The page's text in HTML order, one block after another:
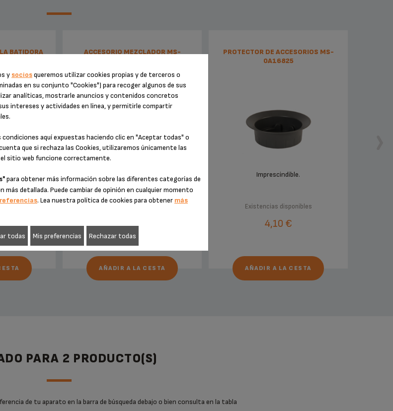
BATIDORA
compotas,
ACCESORIO MEZCLADOR MS-
Rendimiento asegurado.
Existencias disponibles
16,20 €
AÑADIR A LA CESTA
PROTECTOR DE ACCESORIOS MS-
0A16825
Imprescindible.
Existencias disponibles
4,10 €
AÑADIR A LA CESTA
PARA 2 PRODUCTO(S)
de tu aparato en la barra de búsqueda debajo o bien consulta en la tabla
y sociosqueremos utilizar cookies propias y de terceros o
en su conjunto "Cookies") para recoger algunos de sus
analíticas, mostrarle anuncios y contenidos concretos
intereses y actividades en línea, y permitirle compartir
condiciones aquí expuestas haciendo clic en "Aceptar todas" o
que si rechaza las Cookies, utilizaremos únicamente las
el sitio web funcione correctamente.
para obtener más información sobre las diferentes categorías de
más detallada. Puede cambiar de opinión en cualquier momento
. Lea nuestra política de cookies para obtener más
todas Mis preferencias Rechazar todas